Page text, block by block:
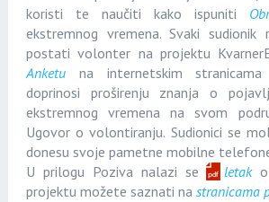
koristi te naučiti kako ispuniti
ekstremnog vremena. Svaki sudionik
postati volonter na projektu
Anketuna internetskim
doprinosi proširenju znanja o
ekstremnog vremena na svom
Ugovor o volontiranju. Sudionici se
donesu svoje pametne mobilne
U prilogu Poziva nalazi se
letak
projektu možete saznati na stranicama